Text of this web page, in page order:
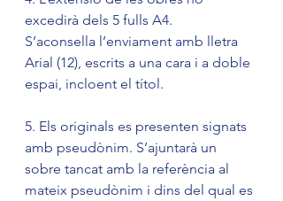
excedirà dels 5 fulls A4.
S’aconsella l’enviament amb lletra
Arial (12), escrits a una cara i a doble
espai, incloent el títol.
5. Els originals es presenten signats
amb pseudònim. S’ajuntarà un
sobre tancat amb la referència al
mateix pseudònim i dins del qual es